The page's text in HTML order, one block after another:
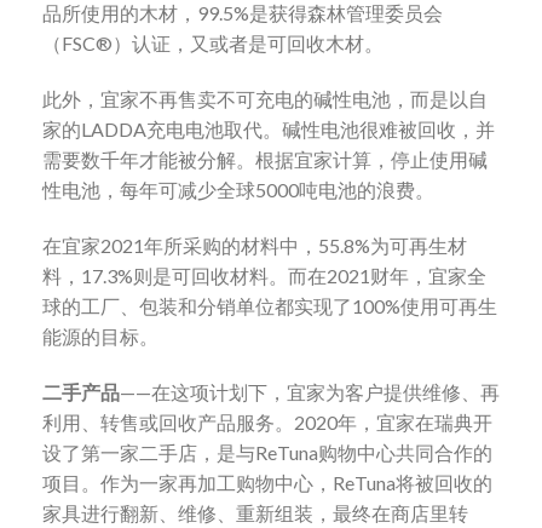
品所使用的木材，99.5%是获得森林管理委员会
（FSC®）认证，又或者是可回收木材。
此外，宜家不再售卖不可充电的碱性电池，而是以自
家的LADDA充电电池取代。碱性电池很难被回收，并
需要数千年才能被分解。根据宜家计算，停止使用碱
性电池，每年可减少全球5000吨电池的浪费。
在宜家2021年所采购的材料中，55.8%为可再生材
料，17.3%则是可回收材料。而在2021财年，宜家全
球的工厂、包装和分销单位都实现了100%使用可再生
能源的目标。
二手产品——在这项计划下，宜家为客户提供维修、再
利用、转售或回收产品服务。2020年，宜家在瑞典开
设了第一家二手店，是与ReTuna购物中心共同合作的
项目。作为一家再加工购物中心，ReTuna将被回收的
家具进行翻新、维修、重新组装，最终在商店里转